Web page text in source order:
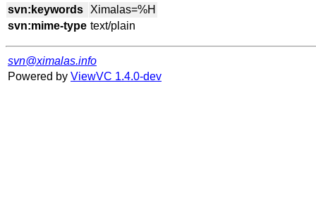
svn:keywords
svn:mime-type
svn@ximalas.info
Powered by ViewVC 1.4.0-dev